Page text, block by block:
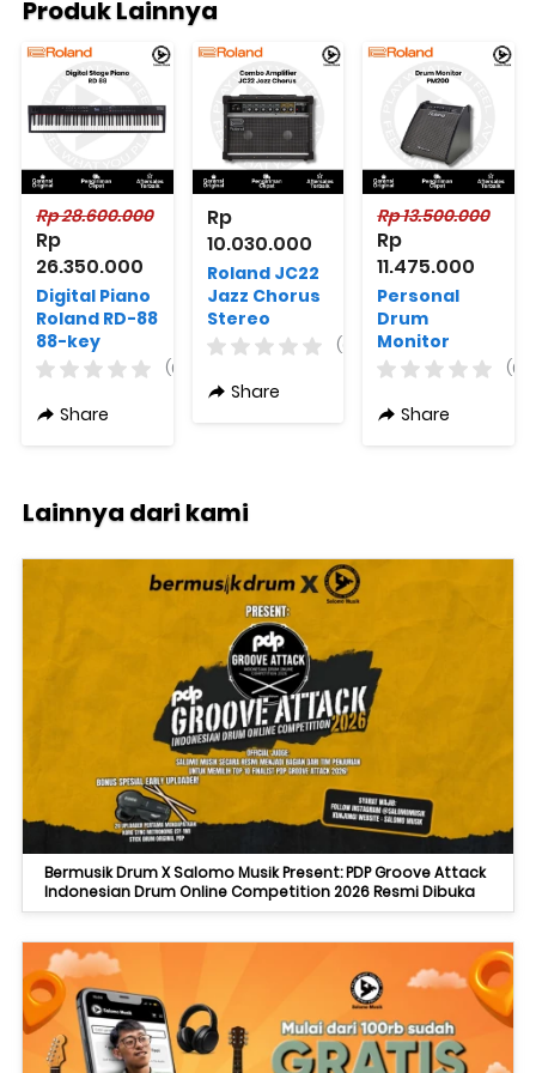
Produk Lainnya
Rp 28.600.000
Rp
26.350.000
Digital Piano
Roland RD-88
88-key
Stage Piano
Speakers
(0)
Share
Rp
10.030.000
Roland JC22
Jazz Chorus
Stereo
Combo Amp
(0)
Share
Rp 13.500.000
Rp
11.475.000
Personal
Drum
Monitor
Roland PM-
1x12 inch
(0)
Share
Lainnya dari kami
Bermusik Drum X Salomo Musik Present: PDP Groove Attack
Indonesian Drum Online Competition 2026 Resmi Dibuka